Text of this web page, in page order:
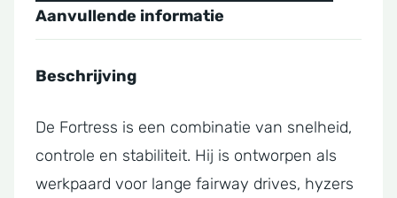
Aanvullende informatie
Beschrijving
De Fortress is een combinatie van snelheid,
controle en stabiliteit. Hij is ontworpen als
werkpaard voor lange fairway drives, hyzers